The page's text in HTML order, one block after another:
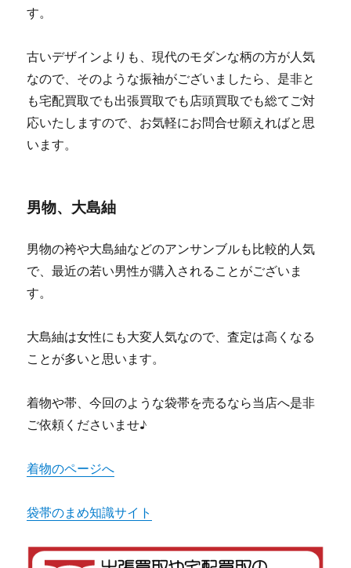
す。
古いデザインよりも、現代のモダンな柄の方が人気
なので、そのような振袖がございましたら、是非と
も宅配買取でも出張買取でも店頭買取でも総てご対
応いたしますので、お気軽にお問合せ願えればと思
います。
男物、大島紬
男物の袴や大島紬などのアンサンブルも比較的人気
で、最近の若い男性が購入されることがございま
す。
大島紬は女性にも大変人気なので、査定は高くなる
ことが多いと思います。
着物や帯、今回のような袋帯を売るなら当店へ是非
ご依頼くださいませ♪
着物のページへ
袋帯のまめ知識サイト